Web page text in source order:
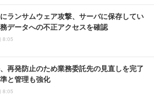
ランサムウェア攻撃、サーバに保存してい
データへの不正アクセスを確認
8:05
再発防止のため業務委託先の見直しを完了
と管理も強化
8:05